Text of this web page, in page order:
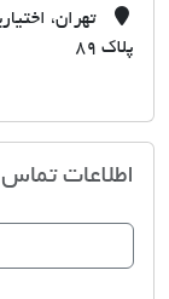
تهران،
پلاک ۸۹
اطلاعات تماس